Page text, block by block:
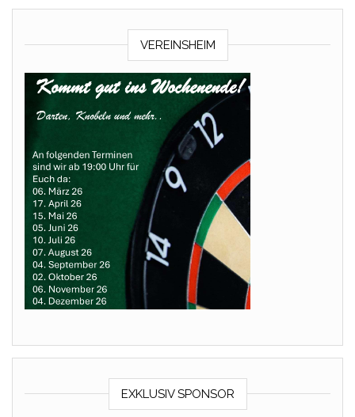
VEREINSHEIM
EXKLUSIV SPONSOR